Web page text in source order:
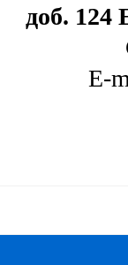
доб. 124
E-